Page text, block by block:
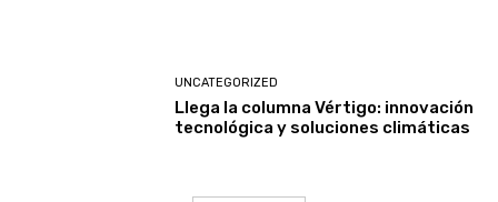
UNCATEGORIZED
Llega la columna Vértigo: innovación
tecnológica y soluciones climáticas